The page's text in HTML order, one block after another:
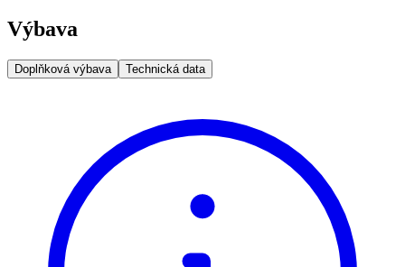
Výbava
Doplňková výbava Technická data